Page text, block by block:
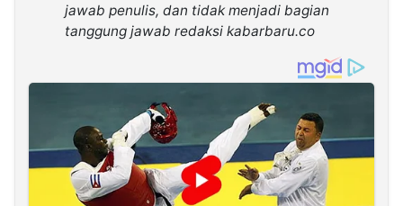
jawab penulis, dan tidak menjadi bagian
tanggung jawab redaksi kabarbaru.co